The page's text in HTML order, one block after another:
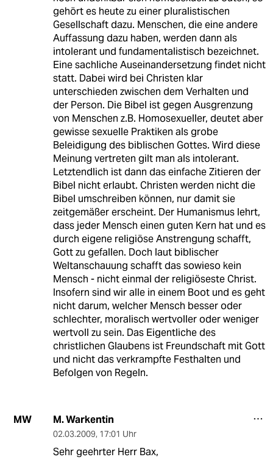
gehört es heute zu einer pluralistischen
Gesellschaft dazu. Menschen, die eine andere
Auffassung dazu haben, werden dann als
intolerant und fundamentalistisch bezeichnet.
Eine sachliche Auseinandersetzung findet nicht
statt. Dabei wird bei Christen klar
unterschieden zwischen dem Verhalten und
der Person. Die Bibel ist gegen Ausgrenzung
von Menschen z.B. Homosexueller, deutet aber
gewisse sexuelle Praktiken als grobe
Beleidigung des biblischen Gottes. Wird diese
Meinung vertreten gilt man als intolerant.
Letztendlich ist dann das einfache Zitieren der
Bibel nicht erlaubt. Christen werden nicht die
Bibel umschreiben können, nur damit sie
zeitgemäßer erscheint. Der Humanismus lehrt,
dass jeder Mensch einen guten Kern hat und es
durch eigene religiöse Anstrengung schafft,
Gott zu gefallen. Doch laut biblischer
Weltanschauung schafft das sowieso kein
Mensch - nicht einmal der religiöseste Christ.
Insofern sind wir alle in einem Boot und es geht
nicht darum, welcher Mensch besser oder
schlechter, moralisch wertvoller oder weniger
wertvoll zu sein. Das Eigentliche des
christlichen Glaubens ist Freundschaft mit Gott
und nicht das verkrampfte Festhalten und
Befolgen von Regeln.
MW M. Warkentin
02.03.2009, 17:01 Uhr
Sehr geehrter Herr Bax,